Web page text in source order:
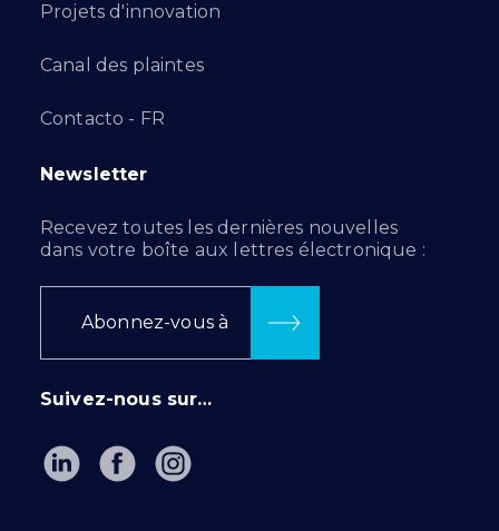
Projets d'innovation
Canal des plaintes
Contacto - FR
Newsletter
Recevez toutes les dernières nouvelles
dans votre boîte aux lettres électronique :
Abonnez-vous à
Suivez-nous sur…